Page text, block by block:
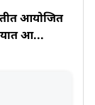
आयोजित
आ...